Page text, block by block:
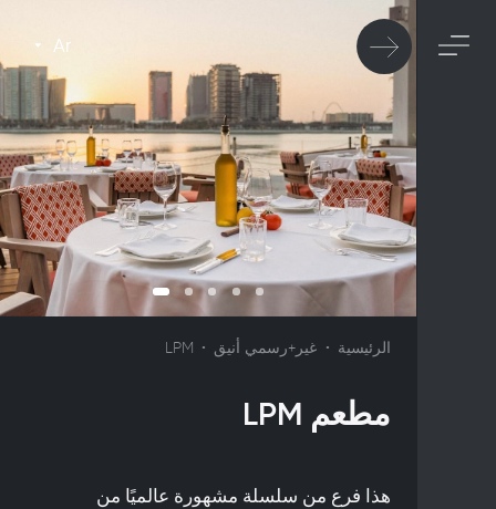
Ar
الرئيسية غير+رسمي أنيق LPM
مطعم LPM
هذا فرع من سلسلة مشهورة عالميًا من